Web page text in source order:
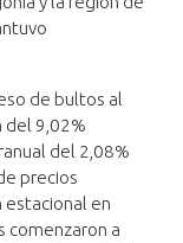
de bultos al
del 9,02%
del 2,08%
precios
estacional en
comenzaron a